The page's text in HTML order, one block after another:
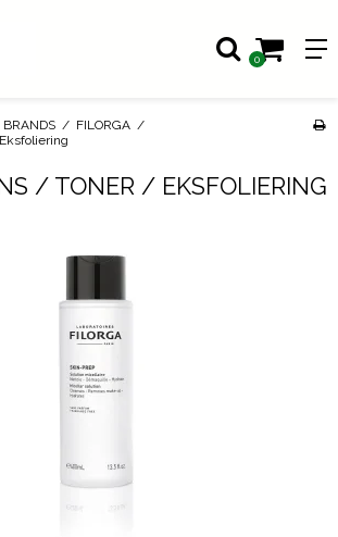
0
BRANDS / FILORGA /
/ TONER / EKSFOLIERING